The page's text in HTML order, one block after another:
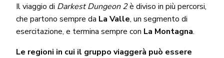
Il viaggio di Darkest Dungeon 2è diviso in più percorsi,
che partono sempre da La Valle, un segmento di
esercitazione, e termina sempre con La Montagna.
Le regioni in cui il gruppo viaggerà può essere